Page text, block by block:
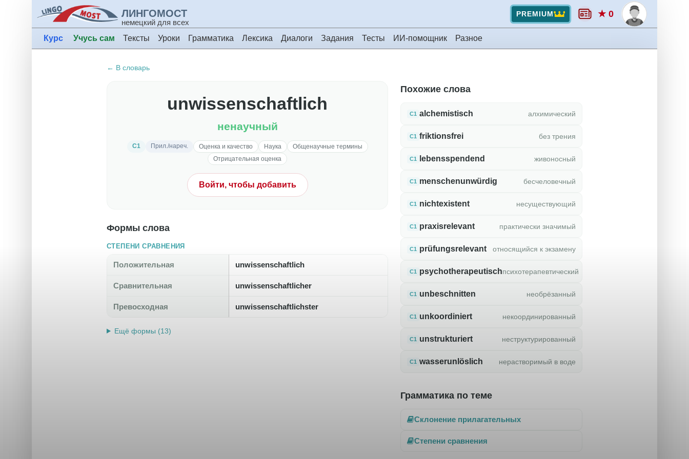
ЛИНГОМОСТ
немецкий для всех
PREMIUM ★ 0
Курс Учусь сам Тексты Уроки Грамматика Лексика Диалоги Задания Тесты ИИ-помощник Разное
← В словарь
unwissenschaftlich
ненаучный
C1 Прил./нареч. Оценка и качество Наука
Общенаучные термины
Отрицательная оценка
Войти, чтобы добавить
Формы слова
СТЕПЕНИ СРАВНЕНИЯ
Положительная unwissenschaftlich
Сравнительная unwissenschaftlicher
Превосходная unwissenschaftlichster
Ещё формы (13)
Похожие слова
C1 alchemistisch алхимический
C1 friktionsfrei без трения
C1 lebensspendend живоносный
C1 menschenunwürdig бесчеловечный
C1 nichtexistent несуществующий
C1 praxisrelevant практически значимый
C1 prüfungsrelevant относящийся к экзамену
C1 psychotherapeutischпсихотерапевтический
C1 unbeschnitten необрёзанный
C1 unkoordiniert некоординированный
C1 unstrukturiert неструктурированный
C1 wasserunlöslich нерастворимый в воде
Грамматика по теме
Склонение прилагательных
Степени сравнения